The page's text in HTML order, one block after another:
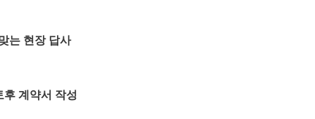
는 현장 답사
후 계약서 작성